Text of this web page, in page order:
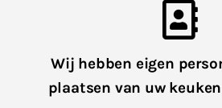
Wij hebben eigen
plaatsen van uw